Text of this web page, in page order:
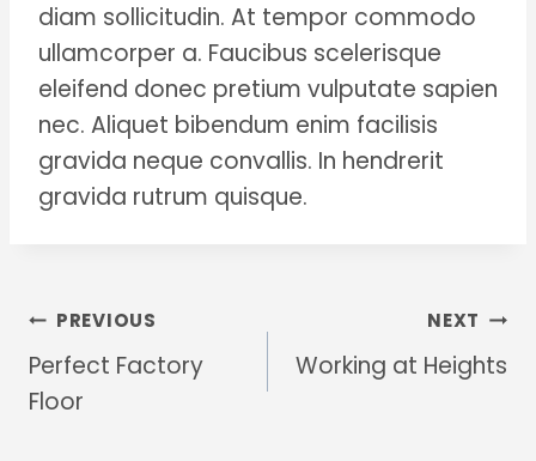
diam sollicitudin. At tempor commodo
ullamcorper a. Faucibus scelerisque
eleifend donec pretium vulputate sapien
nec. Aliquet bibendum enim facilisis
gravida neque convallis. In hendrerit
gravida rutrum quisque.
Post
Navigation
PREVIOUS
Perfect Factory
Floor
NEXT
Working at Heights